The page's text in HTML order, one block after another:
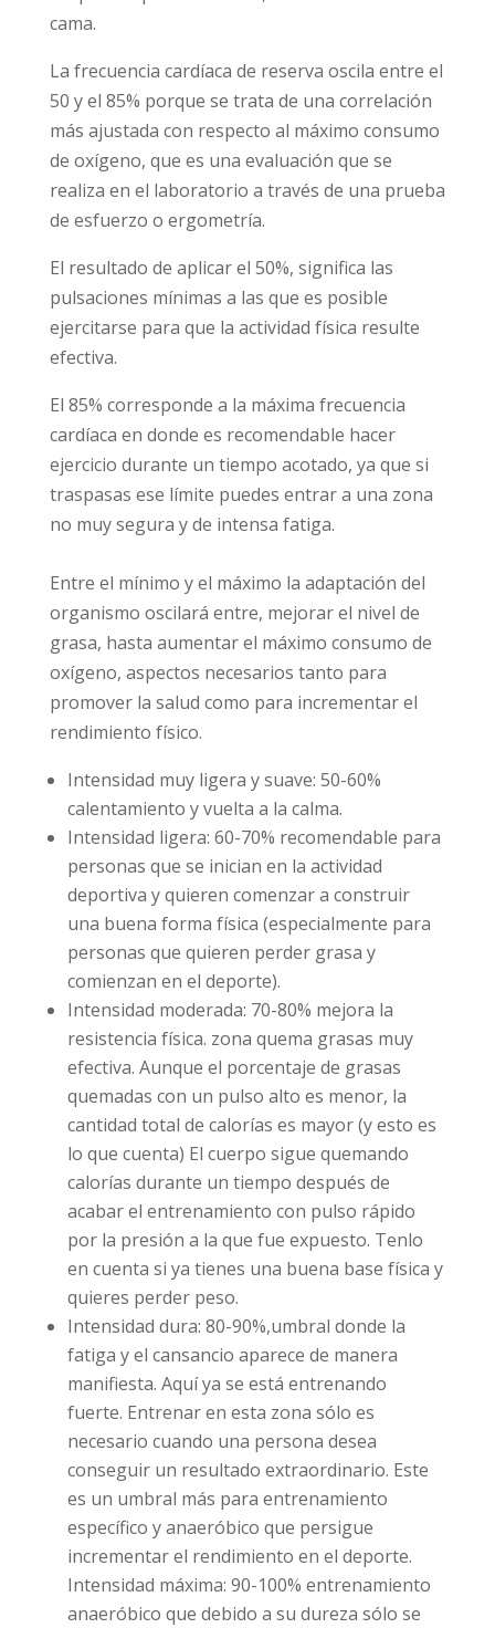
cama.
La frecuencia cardíaca de reserva oscila entre el
50 y el 85% porque se trata de una correlación
más ajustada con respecto al máximo consumo
de oxígeno, que es una evaluación que se
realiza en el laboratorio a través de una prueba
de esfuerzo o ergometría.
El resultado de aplicar el 50%, significa las
pulsaciones mínimas a las que es posible
ejercitarse para que la actividad física resulte
efectiva.
El 85% corresponde a la máxima frecuencia
cardíaca en donde es recomendable hacer
ejercicio durante un tiempo acotado, ya que si
traspasas ese límite puedes entrar a una zona
no muy segura y de intensa fatiga.
Entre el mínimo y el máximo la adaptación del
organismo oscilará entre, mejorar el nivel de
grasa, hasta aumentar el máximo consumo de
oxígeno, aspectos necesarios tanto para
promover la salud como para incrementar el
rendimiento físico.
Intensidad muy ligera y suave: 50-60%
calentamiento y vuelta a la calma.
Intensidad ligera: 60-70% recomendable para
personas que se inician en la actividad
deportiva y quieren comenzar a construir
una buena forma física (especialmente para
personas que quieren perder grasa y
comienzan en el deporte).
Intensidad moderada: 70-80% mejora la
resistencia física. zona quema grasas muy
efectiva. Aunque el porcentaje de grasas
quemadas con un pulso alto es menor, la
cantidad total de calorías es mayor (y esto es
lo que cuenta) El cuerpo sigue quemando
calorías durante un tiempo después de
acabar el entrenamiento con pulso rápido
por la presión a la que fue expuesto. Tenlo
en cuenta si ya tienes una buena base física y
quieres perder peso.
Intensidad dura: 80-90%,umbral donde la
fatiga y el cansancio aparece de manera
manifiesta. Aquí ya se está entrenando
fuerte. Entrenar en esta zona sólo es
necesario cuando una persona desea
conseguir un resultado extraordinario. Este
es un umbral más para entrenamiento
específico y anaeróbico que persigue
incrementar el rendimiento en el deporte.
Intensidad máxima: 90-100% entrenamiento
anaeróbico que debido a su dureza sólo se